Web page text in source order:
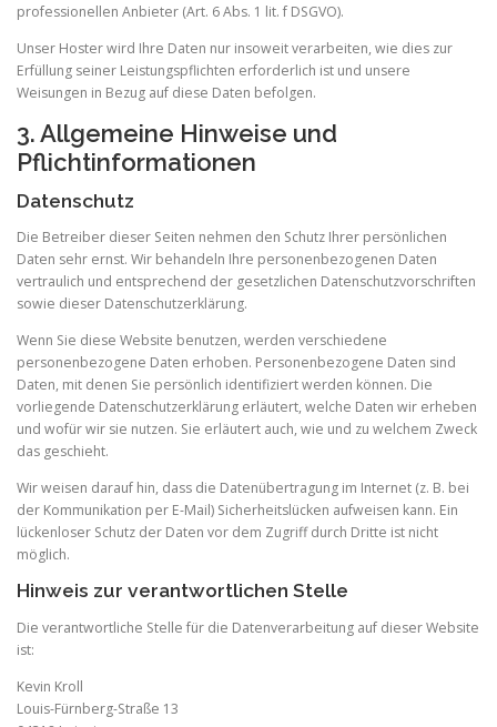
professionellen Anbieter (Art. 6 Abs. 1 lit. f DSGVO).
Unser Hoster wird Ihre Daten nur insoweit verarbeiten, wie dies zur
Erfüllung seiner Leistungspflichten erforderlich ist und unsere
Weisungen in Bezug auf diese Daten befolgen.
3. Allgemeine Hinweise und
Pflichtinformationen
Datenschutz
Die Betreiber dieser Seiten nehmen den Schutz Ihrer persönlichen
Daten sehr ernst. Wir behandeln Ihre personenbezogenen Daten
vertraulich und entsprechend der gesetzlichen Datenschutzvorschriften
sowie dieser Datenschutzerklärung.
Wenn Sie diese Website benutzen, werden verschiedene
personenbezogene Daten erhoben. Personenbezogene Daten sind
Daten, mit denen Sie persönlich identifiziert werden können. Die
vorliegende Datenschutzerklärung erläutert, welche Daten wir erheben
und wofür wir sie nutzen. Sie erläutert auch, wie und zu welchem Zweck
das geschieht.
Wir weisen darauf hin, dass die Datenübertragung im Internet (z. B. bei
der Kommunikation per E-Mail) Sicherheitslücken aufweisen kann. Ein
lückenloser Schutz der Daten vor dem Zugriff durch Dritte ist nicht
möglich.
Hinweis zur verantwortlichen Stelle
Die verantwortliche Stelle für die Datenverarbeitung auf dieser Website
ist:
Kevin Kroll
Louis-Fürnberg-Straße 13